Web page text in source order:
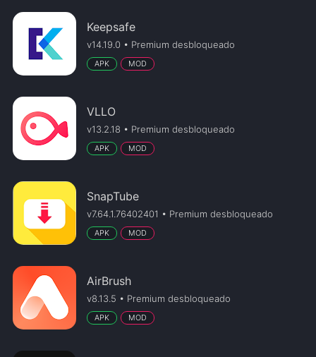
Keepsafe
v14.19.0 • Premium desbloqueado
APK MOD
VLLO
v13.2.18 • Premium desbloqueado
APK MOD
SnapTube
v7.64.1.76402401 • Premium desbloqueado
APK MOD
AirBrush
v8.13.5 • Premium desbloqueado
APK MOD